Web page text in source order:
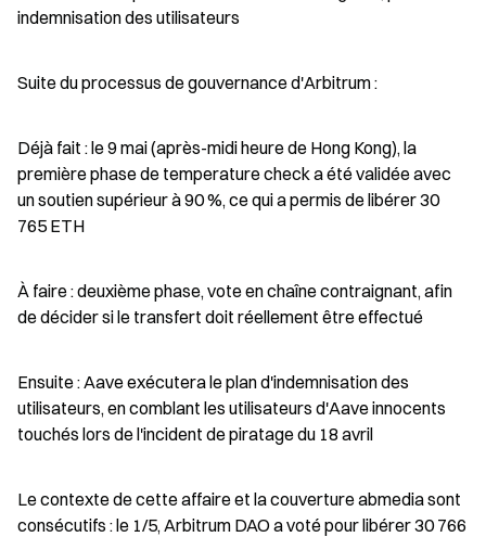
indemnisation des utilisateurs
Suite du processus de gouvernance d'Arbitrum :
Déjà fait : le 9 mai (après-midi heure de Hong Kong), la
première phase de temperature check a été validée avec
un soutien supérieur à 90 %, ce qui a permis de libérer 30
765 ETH
À faire : deuxième phase, vote en chaîne contraignant, afin
de décider si le transfert doit réellement être effectué
Ensuite : Aave exécutera le plan d'indemnisation des
utilisateurs, en comblant les utilisateurs d'Aave innocents
touchés lors de l'incident de piratage du 18 avril
Le contexte de cette affaire et la couverture abmedia sont
consécutifs : le 1/5, Arbitrum DAO a voté pour libérer 30 766